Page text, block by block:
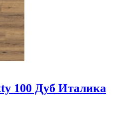
100 Дуб Италика